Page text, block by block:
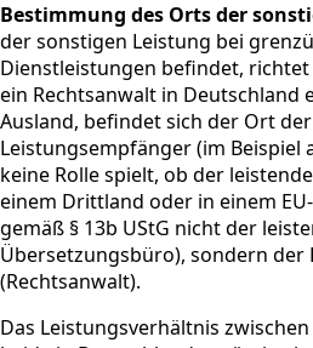
Bestimmung des Orts der
der sonstigen Leistung bei
Dienstleistungen befindet, richtet
ein Rechtsanwalt in Deutschland
Ausland, befindet sich der Ort
Leistungsempfänger (im Beispiel
keine Rolle spielt, ob der
einem Drittland oder in einem
gemäß § 13b UStG nicht der
Übersetzungsbüro), sondern
(Rechtsanwalt).
Das Leistungsverhältnis